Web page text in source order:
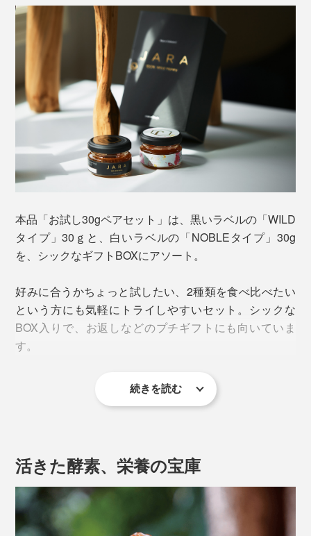
驚くのはその設置場所。クマなどから巣を守るため、断
崖絶壁や森深くの木の上など、どうやって収穫するの？
と思うような場所に取り付け、野生のコーカサス・ミツ
バチが巣を作るのを待ちます。
置しているから、集められたハチミツは限りなくピュ
ア。「Jara Beekeepers Association」の厳しい規定をク
リアした採蜜方法で作られたものだけが『JARA
Honey』を名乗ることを許されます。
その規定は、効率とは真逆をいく、手間暇を要するも
し、釘を使わない（におい防止のため）。
人の住む村から4〜6km離れた場所に設置
1年に1回、秋の初めに収穫。
JARAの中につくられた巣の半分だけを収穫し、残り
半分は、ミツバチが冬を越せるようにとっておく
本品「お試し30gペアセット」は、黒いラベルの「WILD
タイプ」30ｇと、白いラベルの「NOBLEタイプ」30g
を、シックなギフトBOXにアソート。
好みに合うかちょっと試したい、2種類を食べ比べたい
という方にも気軽にトライしやすいセット。シックな
BOX入りで、お返しなどのプチギフトにも向いていま
す。
続きを読む
活きた酵素、栄養の宝庫